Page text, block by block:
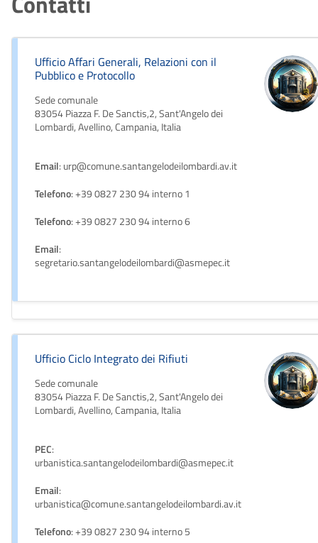
Ufficio Affari Generali, Relazioni con il
Pubblico e Protocollo
Sede comunale
83054 Piazza F. De Sanctis,2, Sant'Angelo dei
Lombardi, Avellino, Campania, Italia
Email: urp@comune.santangelodeilombardi.av.it
Telefono: +39 0827 230 94 interno 1
Telefono: +39 0827 230 94 interno 6
Email:
segretario.santangelodeilombardi@asmepec.it
Ufficio Ciclo Integrato dei Rifiuti
Sede comunale
83054 Piazza F. De Sanctis,2, Sant'Angelo dei
Lombardi, Avellino, Campania, Italia
PEC:
urbanistica.santangelodeilombardi@asmepec.it
Email:
urbanistica@comune.santangelodeilombardi.av.it
Telefono: +39 0827 230 94 interno 5